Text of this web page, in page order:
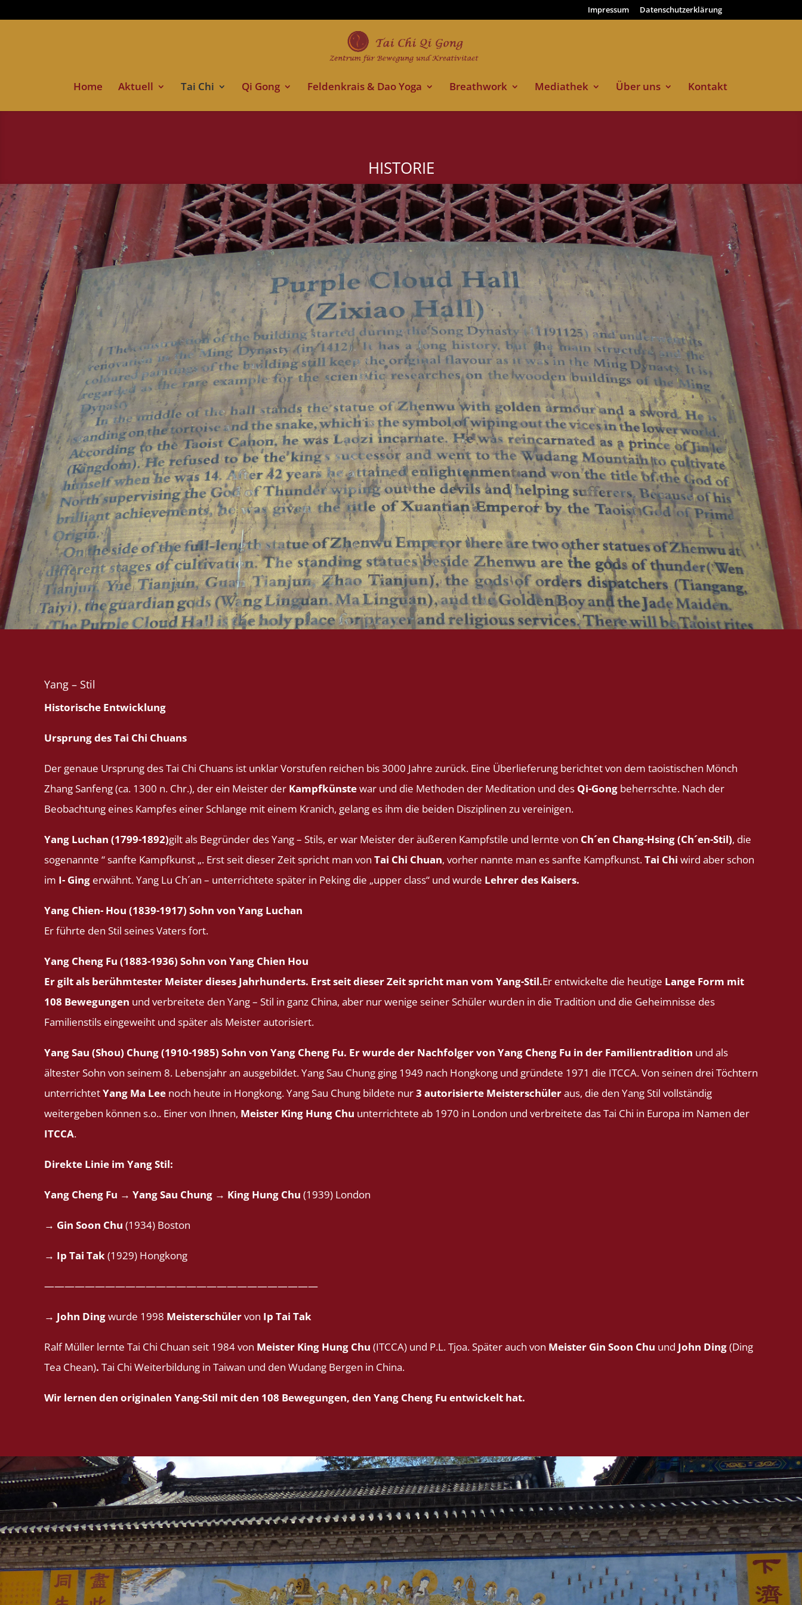
Impressum Datenschutzerklärung
Home Aktuell Tai Chi Qi Gong Feldenkrais & Dao Yoga Breathwork Mediathek Über uns Kontakt
HISTORIE
Yang – Stil
Historische Entwicklung
Ursprung des Tai Chi Chuans
Der genaue Ursprung des Tai Chi Chuans ist unklar Vorstufen reichen bis 3000 Jahre zurück. Eine Überlieferung berichtet von dem taoistischen Mönch
Zhang Sanfeng (ca. 1300 n. Chr.), der ein Meister der Kampfkünstewar und die Methoden der Meditation und des Qi-Gongbeherrschte. Nach der
Beobachtung eines Kampfes einer Schlange mit einem Kranich, gelang es ihm die beiden Disziplinen zu vereinigen.
Yang Luchan (1799-1892)gilt als Begründer des Yang – Stils, er war Meister der äußeren Kampfstile und lernte von Ch´en Chang-Hsing (Ch´en-Stil), die
sogenannte “ sanfte Kampfkunst „. Erst seit dieser Zeit spricht man von Tai Chi Chuan, vorher nannte man es sanfte Kampfkunst.Tai Chi wird aber schon
im I- Gingerwähnt. Yang Lu Ch´an – unterrichtete später in Peking die „upper class“ und wurde Lehrer des Kaisers.
Yang Chien- Hou (1839-1917) Sohn von Yang Luchan
Er führte den Stil seines Vaters fort.
Yang Cheng Fu (1883-1936) Sohn von Yang Chien Hou
Er gilt als berühmtester Meister dieses Jahrhunderts. Erst seit dieser Zeit spricht man vom Yang-Stil.Er entwickelte die heutige Lange Form mit
108 Bewegungen und verbreitete den Yang – Stil in ganz China, aber nur wenige seiner Schüler wurden in die Tradition und die Geheimnisse des
Familienstils eingeweiht und später als Meister autorisiert.
Yang Sau (Shou) Chung (1910-1985) Sohn von Yang Cheng Fu. Er wurde der Nachfolger von Yang Cheng Fu in der Familientradition und als
ältester Sohn von seinem 8. Lebensjahr an ausgebildet. Yang Sau Chung ging 1949 nach Hongkong und gründete 1971 die ITCCA. Von seinen drei Töchtern
unterrichtetYang Ma Leenoch heute in Hongkong. Yang Sau Chung bildete nur3 autorisierte Meisterschüleraus, die den Yang Stil vollständig
weitergeben können s.o.. Einer von Ihnen, Meister King Hung Chu unterrichtete ab 1970 in London und verbreitete das Tai Chi in Europa im Namen der
ITCCA.
Direkte Linie im Yang Stil:
Yang Cheng Fu → Yang Sau Chung → King Hung Chu (1939) London
→ Gin Soon Chu (1934) Boston
→ Ip Tai Tak(1929) Hongkong
———————————————————————————
→ John Dingwurde 1998 Meisterschülervon Ip Tai Tak
Ralf Müller lernte Tai Chi Chuan seit 1984 von Meister King Hung Chu (ITCCA) und P.L. Tjoa. Später auch von Meister Gin Soon Chu und John Ding(Ding
Tea Chean). Tai Chi Weiterbildung in Taiwan und den Wudang Bergen in China.
Wir lernen den originalen Yang-Stil mit den 108 Bewegungen, den Yang Cheng Fu entwickelt hat.